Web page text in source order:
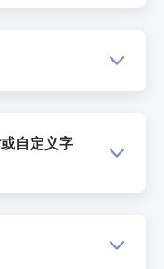
自定义字